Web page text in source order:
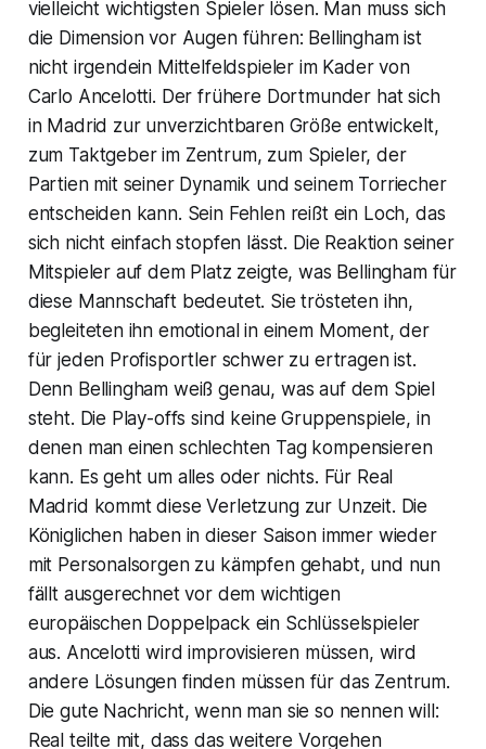
vielleicht wichtigsten Spieler lösen. Man muss sich
die Dimension vor Augen führen: Bellingham ist
nicht irgendein Mittelfeldspieler im Kader von
Carlo Ancelotti. Der frühere Dortmunder hat sich
in Madrid zur unverzichtbaren Größe entwickelt,
zum Taktgeber im Zentrum, zum Spieler, der
Partien mit seiner Dynamik und seinem Torriecher
entscheiden kann. Sein Fehlen reißt ein Loch, das
sich nicht einfach stopfen lässt. Die Reaktion seiner
Mitspieler auf dem Platz zeigte, was Bellingham für
diese Mannschaft bedeutet. Sie trösteten ihn,
begleiteten ihn emotional in einem Moment, der
für jeden Profisportler schwer zu ertragen ist.
Denn Bellingham weiß genau, was auf dem Spiel
steht. Die Play-offs sind keine Gruppenspiele, in
denen man einen schlechten Tag kompensieren
kann. Es geht um alles oder nichts. Für Real
Madrid kommt diese Verletzung zur Unzeit. Die
Königlichen haben in dieser Saison immer wieder
mit Personalsorgen zu kämpfen gehabt, und nun
fällt ausgerechnet vor dem wichtigen
europäischen Doppelpack ein Schlüsselspieler
aus. Ancelotti wird improvisieren müssen, wird
andere Lösungen finden müssen für das Zentrum.
Die gute Nachricht, wenn man sie so nennen will:
Real teilte mit, dass das weitere Vorgehen